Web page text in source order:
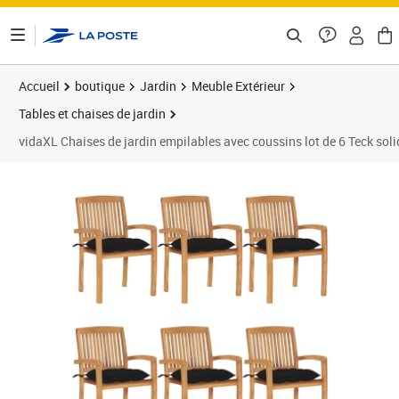
Accueil boutique Jardin
Meuble Extérieur
Tables et chaises de jardin
vidaXL Chaises de jardin empilables avec coussins lot de 6 Teck